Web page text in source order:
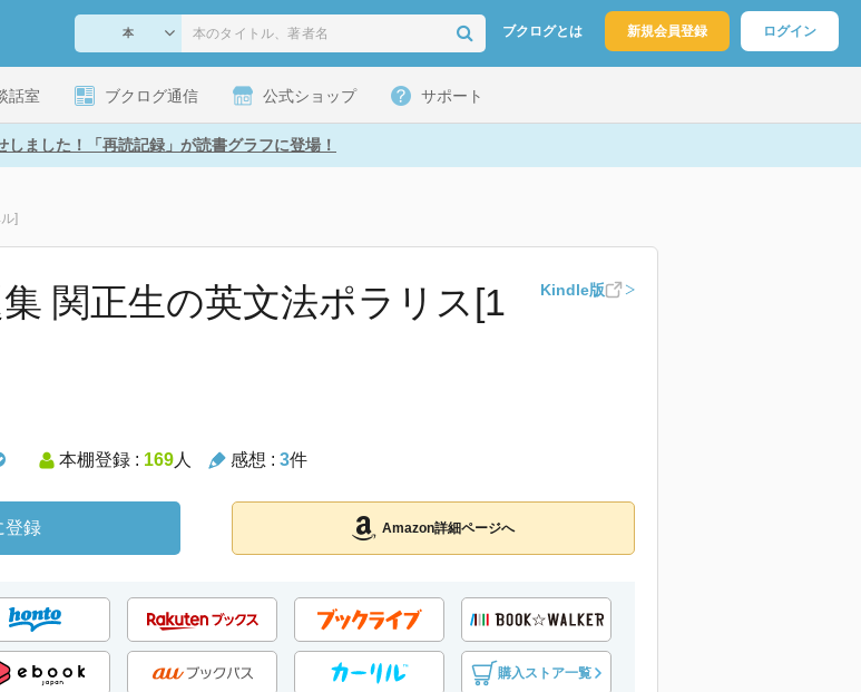
ブクログとは 新規会員登録 ログイン
話室 ブクログ通信 公式ショップ サポート
しました！「再読記録」が読書グラフに登場！
]
関正生の英文法ポラリス[1
Kindle版
本棚登録 : 169人 感想 : 3件
登録 Amazon詳細ページへ
購入ストア一覧